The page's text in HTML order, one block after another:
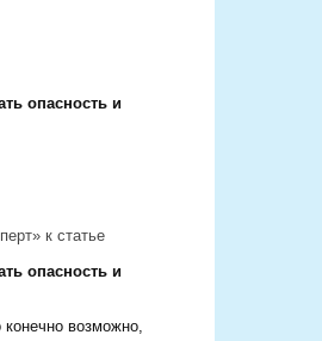
опасность и
к статье
опасность и
возможно,